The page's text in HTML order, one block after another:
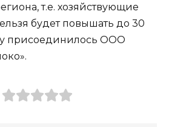
т.е. хозяйствующие
будет повышать до 30
присоединилось ООО